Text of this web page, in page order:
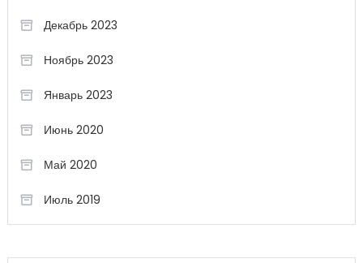
Декабрь 2023
Ноябрь 2023
Январь 2023
Июнь 2020
Май 2020
Июль 2019